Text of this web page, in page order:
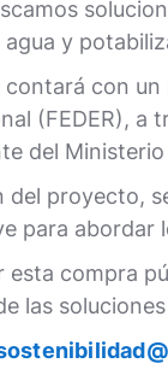
y
con
(FEDER), a
del
del proyecto,
para abordar
esta compra
las